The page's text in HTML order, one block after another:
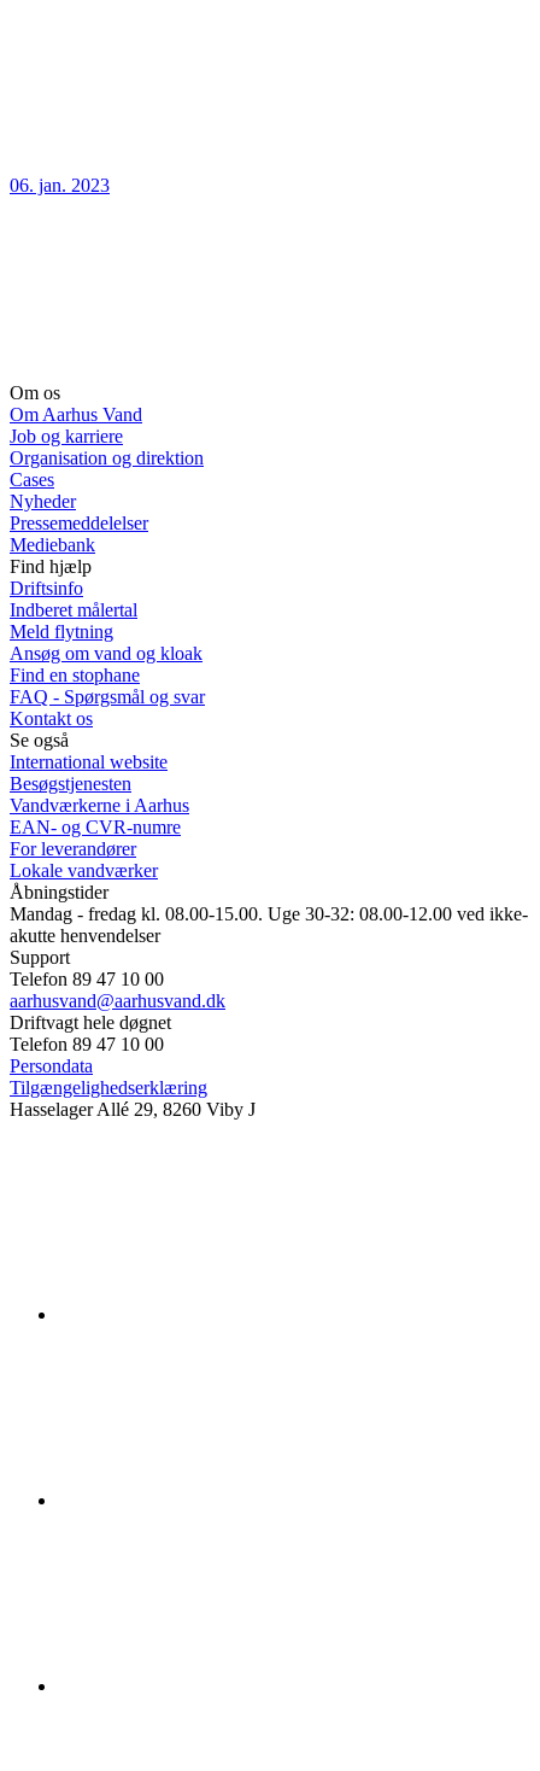
06. jan. 2023
Om os
Om Aarhus Vand
Job og karriere
Organisation og direktion
Cases
Nyheder
Pressemeddelelser
Mediebank
Find hjælp
Driftsinfo
Indberet målertal
Meld flytning
Ansøg om vand og kloak
Find en stophane
FAQ - Spørgsmål og svar
Kontakt os
Se også
International website
Besøgstjenesten
Vandværkerne i Aarhus
EAN- og CVR-numre
For leverandører
Lokale vandværker
Åbningstider
Mandag - fredag kl. 08.00-15.00. Uge 30-32: 08.00-12.00 ved ikke-
akutte henvendelser
Support
Telefon 89 47 10 00
aarhusvand@aarhusvand.dk
Driftvagt hele døgnet
Telefon 89 47 10 00
Persondata
Tilgængelighedserklæring
Hasselager Allé 29, 8260 Viby J